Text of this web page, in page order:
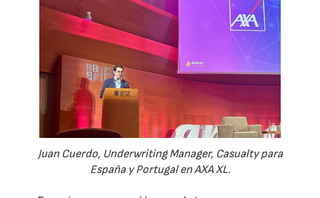
Juan Cuerdo, Underwriting Manager, Casualty para
España y Portugal en AXA XL.